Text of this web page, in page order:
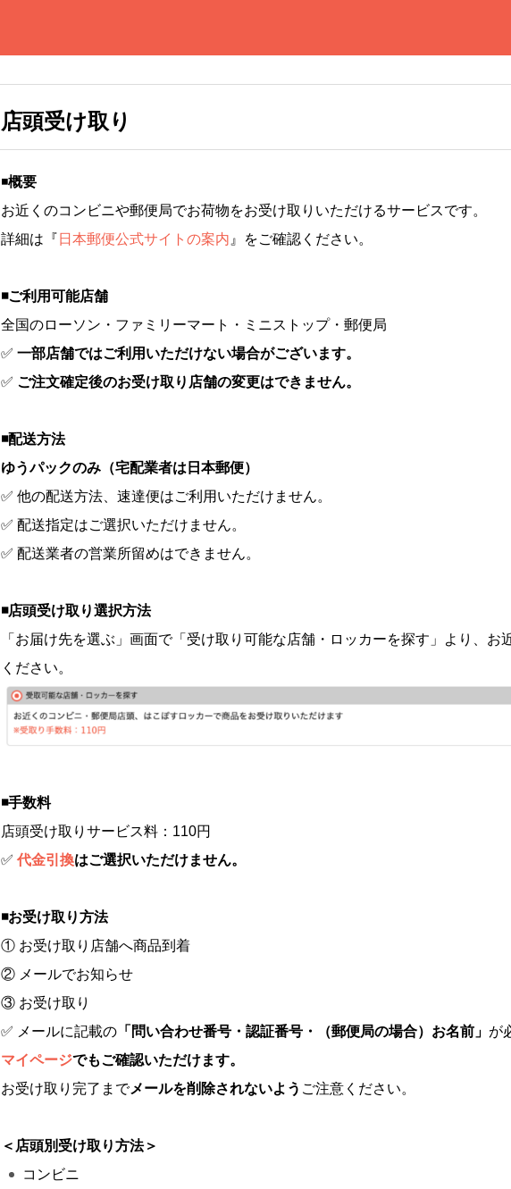
店頭受け取り
◾️概要
お近くのコンビニや郵便局でお荷物をお受け取りいただけるサービスです。
詳細は『 日本郵便公式サイトの案内 』をご確認ください。
◾️ご利用可能店舗
全国のローソン・ファミリーマート・ミニストップ・郵便局
✅ 一部店舗ではご利用いただけない場合がございます。
✅ ご注文確定後のお受け取り店舗の変更はできません。
◾️配送方法
ゆうパックのみ（宅配業者は日本郵便）
✅ 他の配送方法、速達便はご利用いただけません。
✅ 配送指定はご選択いただけません。
✅ 配送業者の営業所留めはできません。
◾️店頭受け取り選択方法
「お届け先を選ぶ」画面で「受け取り可能な店舗・ロッカーを探す」より、お
ください。
️◾️手数料
店頭受け取りサービス料：110円
✅ 代金引換はご選択いただけません。
◾️お受け取り方法
① お受け取り店舗へ商品到着
② メールでお知らせ
③ お受け取り
✅ メールに記載の 「問い合わせ番号・認証番号・（郵便局の場合）お名前」 が
マイページでもご確認いただけます。
お受け取り完了までメールを削除されないよう ご注意ください。
＜店頭別受け取り方法＞
コンビニ